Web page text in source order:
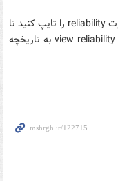
براي مشاهده اين برنامه در کادر جست وجو عبارت reliability را تايپ کنيد تا
بعد از اجراي برنامه با کليک روي گزينه view reliability history به تاريخچه